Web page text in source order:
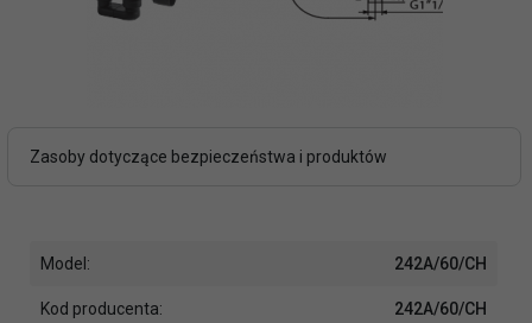
Zasoby dotyczące bezpieczeństwa i produktów
Model: 242A/60/CH
Kod producenta: 242A/60/CH